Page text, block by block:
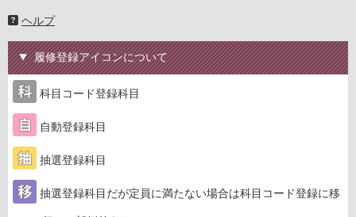
ヘルプ
履修登録アイコンについて
科目コード登録科目
自動登録科目
抽選登録科目
抽選登録科目だが定員に満たない場合は科目コード登録に移